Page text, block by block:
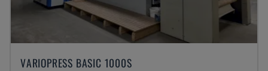
VARIOPRESS BASIC 1000S